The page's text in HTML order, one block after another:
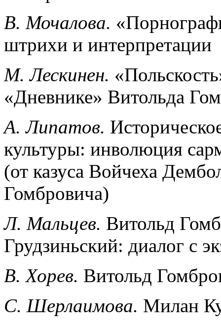
В. Мочалова.
штрихи и интерпретации
М. Лескинен.
«Дневнике» Витольда
А. Липатов.
культуры: инволюция
(от казуса Войчеха
Гомбровича)
Л. Мальцев. Витольд
Грудзиньский: диалог с
В. Хорев. Витольд
С. Шерлаимова. Милан